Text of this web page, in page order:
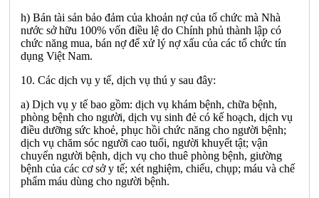
h) Bán tài sản bảo đảm của khoản nợ của tổ chức mà Nhà
nước sở hữu 100% vốn điều lệ do Chính phủ thành lập có
chức năng mua, bán nợ để xử lý nợ xấu của các tổ chức tín
dụng Việt Nam.
10. Các dịch vụ y tế, dịch vụ thú y sau đây:
a) Dịch vụ y tế bao gồm: dịch vụ khám bệnh, chữa bệnh,
phòng bệnh cho người, dịch vụ sinh đẻ có kế hoạch, dịch vụ
điều dưỡng sức khoẻ, phục hồi chức năng cho người bệnh;
dịch vụ chăm sóc người cao tuổi, người khuyết tật; vận
chuyển người bệnh, dịch vụ cho thuê phòng bệnh, giường
bệnh của các cơ sở y tế; xét nghiệm, chiếu, chụp; máu và chế
phẩm máu dùng cho người bệnh.